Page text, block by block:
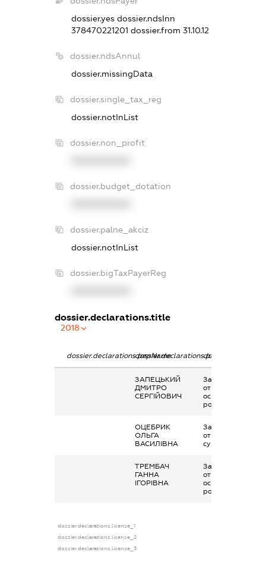
dossier.yes dossier.ndsInn
378470221201 dossier.from 31.10.12
dossier.ndsAnnul
dossier.missingData
dossier.single_tax_reg
dossier.notInList
dossier.non_profit
dossier.budget_dotation
dossier.palne_akciz
dossier.notInList
dossier.bigTaxPayerReg
dossier.declarations.title
2018
dossier.declarations.pepNamedossier.declarations.personName
ЗАПЕЦЬКИЙ
ДМИТРО
СЕРГІЙОВИЧ
Заробітна плата
отримана за
основним місцем
роботи
ОЦЕБРИК
ОЛЬГА
ВАСИЛІВНА
Заробітна плата
отримана за
сумісництвом
ТРЕМБАЧ
ГАННА
ІГОРІВНА
Заробітна плата
отримана за
основним місцем
роботи
dossier.declarations.license_1
dossier.declarations.license_2
dossier.declarations.license_3